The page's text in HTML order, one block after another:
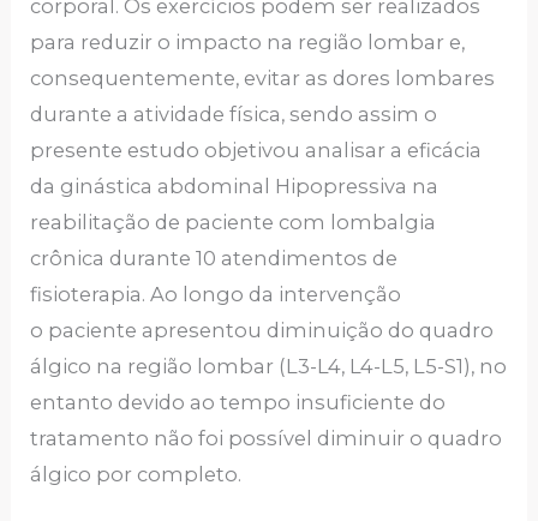
corporal. Os exercícios podem ser realizados
para reduzir o impacto na região lombar e,
consequentemente, evitar as dores lombares
durante a atividade física, sendo assim o
presente estudo objetivou analisar a eficácia
da ginástica abdominal Hipopressiva na
reabilitação de paciente com lombalgia
crônica durante 10 atendimentos de
fisioterapia. Ao longo da intervenção
o paciente apresentou diminuição do quadro
álgico na região lombar (L3-L4, L4-L5, L5-S1), no
entanto devido ao tempo insuficiente do
tratamento não foi possível diminuir o quadro
álgico por completo.